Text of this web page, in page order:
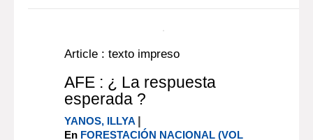
En el Uruguay la forestación y la
industria de la madera se han venido
desarrollando de forma integrada,
contínua y consistente desde 1987
hasta hoy. Por lo tanto, es importante
recopilar los conocimientos
existentes sobre la forestación con
esp[...]